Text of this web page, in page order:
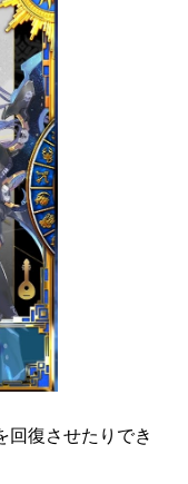
回復させたりでき